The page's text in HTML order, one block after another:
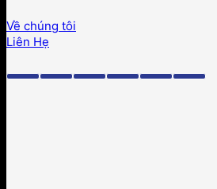
Về chúng tôi
Liên Hẹ